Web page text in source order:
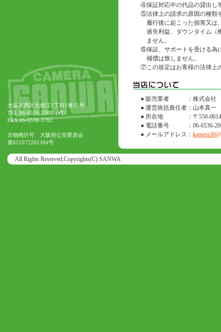
④保証対応中の代品の貸出し
⑤法律上の請求の原因の種類
履行後に起こった損害又は
過失利益、ダウンタイム（
ません。
⑥保証、サポートを受ける為
補償は致しません。
⑦この規定はお客様の法律上
● 販売業者
：株式会
● 運営統括責任者 ：山本真一
● 所在地
：〒550-
● 電話番号
：06-6536-
● メールアドレス ：
大阪市西区北堀江1丁目1番15号
TEL.06-6536-2000（代）
FAX.06-6538-3792
古物商許可 大阪府公安委員会
第621072201384号
All Rights Reserved,Copyrights(C) SANWA